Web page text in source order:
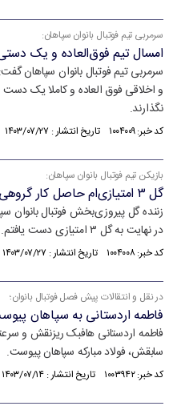
سرمربی تیم فوتبال بانوان سپاهان:
امسال تیم فوق‌العاده‌ و یک
سرمربی تیم فوتبال بانوان سپاهان
و اخلاقی فوق العاده و کاملا یک دست
نگذارند.
کد خبر: ۱۰۰۴۰۰۹ تاریخ انتشار : ۱۴۰۳/۰۷/۲۷
بازیکن تیم فوتبال بانوان سپاهان:
گل ۳ امتیازی‌ام حاصل کار گروهی بود
زننده گل پیروزی‌بخش فوتبال بانوان
در نهایت به گل ۳ امتیازی دست یافتم.
کد خبر: ۱۰۰۴۰۰۸ تاریخ انتشار : ۱۴۰۳/۰۷/۲۷
در نقل و انتقالات پیش فصل فوتبال بانوان؛
فاطمه اردستانی به سپاهان
فاطمه اردستانی هافبک ریزنقش و
سابقش، فولاد مبارکه سپاهان پیوست.
کد خبر: ۱۰۰۳۹۴۲ تاریخ انتشار : ۱۴۰۳/۰۷/۱۴